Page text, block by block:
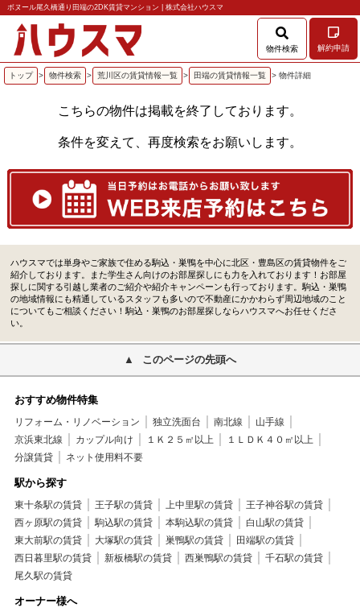
ボヌール尾久橋通り田端の2DK賃貸マンション | 株式会社ハウスマ
物件検索 解約申請
トップ > 物件検索 > 荒川区の賃貸情報一覧 > 田端の賃貸情報一覧 > 物件詳細
こちらの物件は掲載を終了しております。
条件を変えて、再度検索をお願いします。
ハウスマでは単身やご家族で住める駒込・巣鴨を中心に北区・豊島区の賃貸物件をご
紹介しております。また学生さん向けのお部屋探しにも力を入れております！お部屋
探しに関する引越し業者のご紹介や紹介キャンペーンも行っております。駒込・巣鴨
の地域情報にも精通しているスタッフも多いので不動産にかかわらず周辺地域のこと
についてもご相談ください！駒込・巣鴨のお部屋探しならハウスマへお任せくださ
い。
このページの先頭へ
おすすめ物件特集
リフォーム・リノベーション 独立洗面台 南北線
山手線
京浜東北線
カップル向け １Ｋ２５㎡以上
１ＬＤＫ４０㎡以上
分譲賃貸
ネット使用料不要
駅から探す
東十条駅の賃貸 王子駅の賃貸 上中里駅の賃貸
王子神谷駅の賃貸
西ヶ原駅の賃貸
駒込駅の賃貸 本駒込駅の賃貸
白山駅の賃貸
東大前駅の賃貸
大塚駅の賃貸 巣鴨駅の賃貸
田端駅の賃貸
西日暮里駅の賃貸
新板橋駅の賃貸 西巣鴨駅の賃貸
千石駅の賃貸
尾久駅の賃貸
オーナー様へ